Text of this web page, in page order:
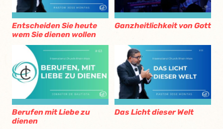
Entscheiden Sie heute
wem Sie dienen wollen
Ganzheitlichkeit von Gott
Berufen mit Liebe zu
dienen
Das Licht dieser Welt